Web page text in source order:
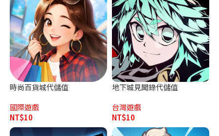
時尚百貨城代儲值
國際遊戲
NT$10
地下城見聞錄代儲值
台灣遊戲
NT$10